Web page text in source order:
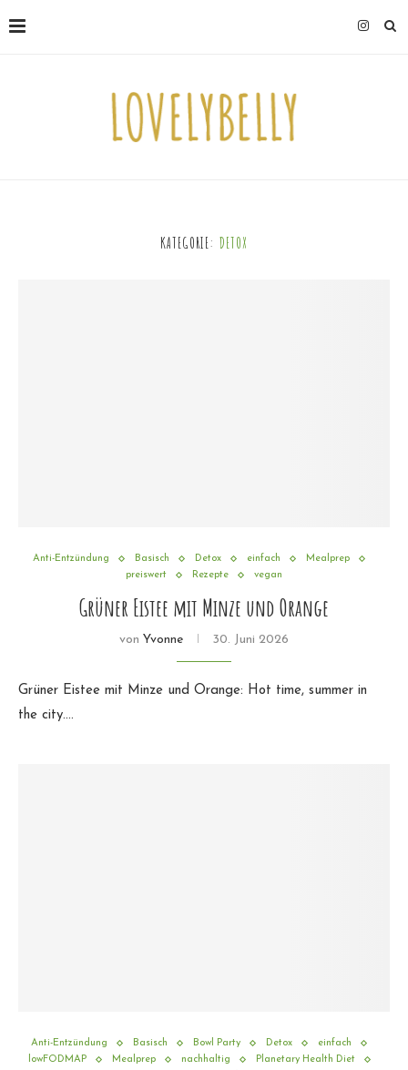
KATEGORIE: DETOX
Anti-Entzündung Basisch Detox einfach
Mealprep
preiswert
Rezepte vegan
Grüner Eistee mit Minze und Orange
von Yvonne 30. Juni 2026
Grüner Eistee mit Minze und Orange: Hot time, summer in
the city.…
Anti-Entzündung Basisch Bowl Party Detox
einfach
lowFODMAP
Mealprep nachhaltig
Planetary Health Diet